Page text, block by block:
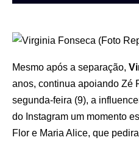
Mesmo após a separação,
anos, continua apoiando Zé
segunda-feira (9), a
do Instagram um momento
Flor e Maria Alice, que